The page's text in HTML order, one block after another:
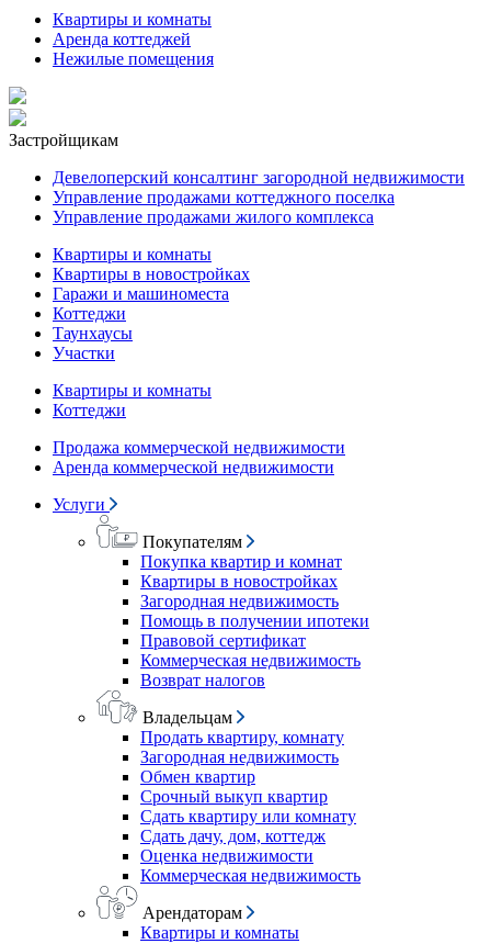
Квартиры и комнаты
Аренда коттеджей
Нежилые помещения
Застройщикам
Девелоперский консалтинг загородной недвижимости
Управление продажами коттеджного поселка
Управление продажами жилого комплекса
Квартиры и комнаты
Квартиры в новостройках
Гаражи и машиноместа
Коттеджи
Таунхаусы
Участки
Квартиры и комнаты
Коттеджи
Продажа коммерческой недвижимости
Аренда коммерческой недвижимости
Услуги
Покупателям
Покупка квартир и комнат
Квартиры в новостройках
Загородная недвижимость
Помощь в получении ипотеки
Правовой сертификат
Коммерческая недвижимость
Возврат налогов
Владельцам
Продать квартиру, комнату
Загородная недвижимость
Обмен квартир
Срочный выкуп квартир
Сдать квартиру или комнату
Сдать дачу, дом, коттедж
Оценка недвижимости
Коммерческая недвижимость
Арендаторам
Квартиры и комнаты